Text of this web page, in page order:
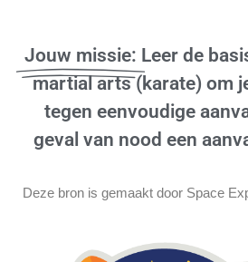
Jouw missie: Leer de
martial arts (karate) om
tegen eenvoudige
geval van nood een
Deze bron is gemaakt door Space